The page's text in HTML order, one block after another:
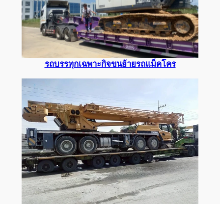
รถบรรทุกเฉพาะกิจขนย้ายรถแม็คโคร